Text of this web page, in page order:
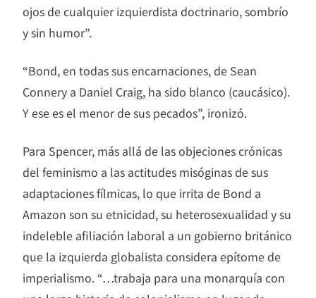
ojos de cualquier izquierdista doctrinario, sombrío
y sin humor”.
“Bond, en todas sus encarnaciones, de Sean
Connery a Daniel Craig, ha sido blanco (caucásico).
Y ese es el menor de sus pecados”, ironizó.
Para Spencer, más allá de las objeciones crónicas
del feminismo a las actitudes misóginas de sus
adaptaciones fílmicas, lo que irrita de Bond a
Amazon son su etnicidad, su heterosexualidad y su
indeleble afiliación laboral a un gobierno británico
que la izquierda globalista considera epítome de
imperialismo. “…trabaja para una monarquía con